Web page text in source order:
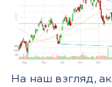
На наш взгляд,